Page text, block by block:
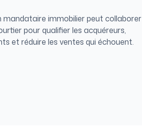
immobilier peut collaborer
pour qualifier les acquéreurs,
et réduire les ventes qui échouent.